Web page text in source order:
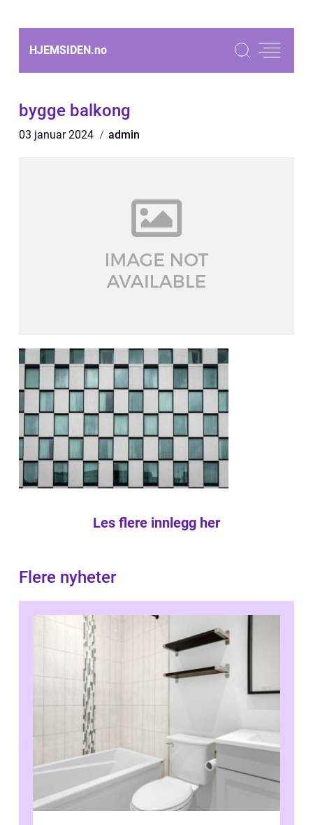
HJEMSIDEN.no
bygge balkong
03 januar 2024 admin
Les flere innlegg her
Flere nyheter